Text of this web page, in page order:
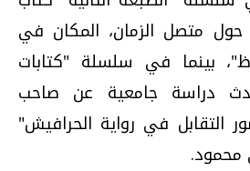
متصل الزمان، المكان في
بينما في سلسلة "كتابات
دراسة جامعية عن صاحب
التقابل في رواية الحرافيش"
محمود.